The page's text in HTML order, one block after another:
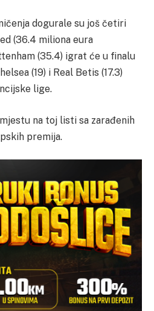
dogurale su još četiri
(36.4 miliona eura
(35.4) igrat će u finalu
(19) i Real Betis (17.3)
lige.
na toj listi sa zarađenih
premija.